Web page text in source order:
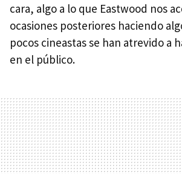
cara, algo a lo que Eastwood nos
ocasiones posteriores haciendo
pocos cineastas se han atrevido a
en el público.